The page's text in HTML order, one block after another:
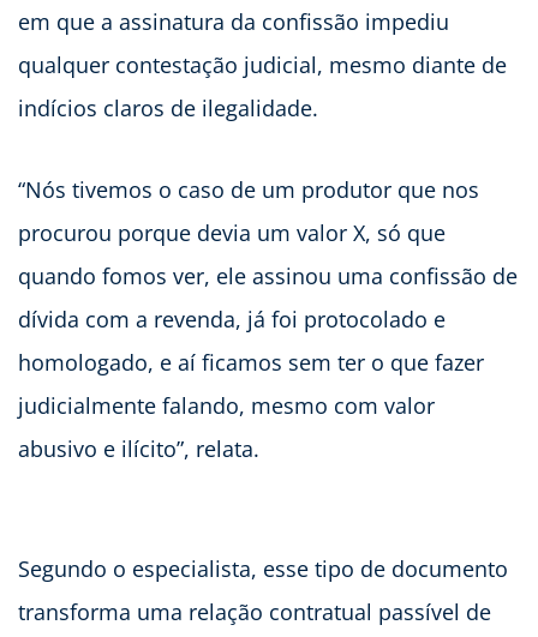
em que a assinatura da confissão impediu
qualquer contestação judicial, mesmo diante de
indícios claros de ilegalidade.
“Nós tivemos o caso de um produtor que nos
procurou porque devia um valor X, só que
quando fomos ver, ele assinou uma confissão de
dívida com a revenda, já foi protocolado e
homologado, e aí ficamos sem ter o que fazer
judicialmente falando, mesmo com valor
abusivo e ilícito”, relata.
Segundo o especialista, esse tipo de documento
transforma uma relação contratual passível de